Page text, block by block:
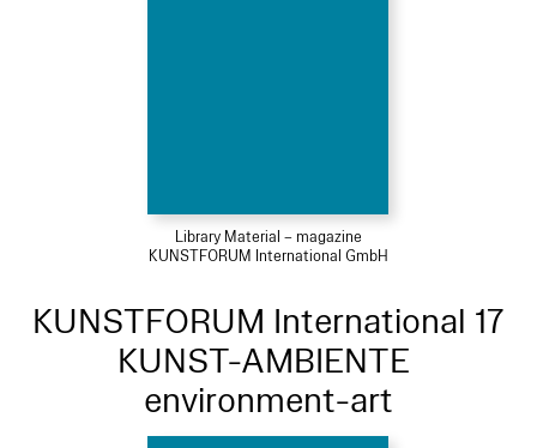
Library Material – magazine
KUNSTFORUM International GmbH
KUNSTFORUM International 17
KUNST-AMBIENTE
environment-art